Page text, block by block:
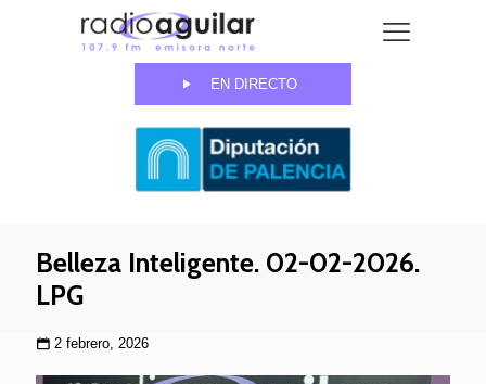
EN DIRECTO
Belleza Inteligente. 02-02-2026.
LPG
2 febrero, 2026